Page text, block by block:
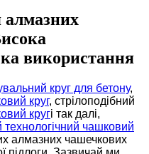
алмазних
використання
круг для бетону,
круг, стрілоподібний
кругі так далі,
технологічний чашковий
алмазних чашечкових